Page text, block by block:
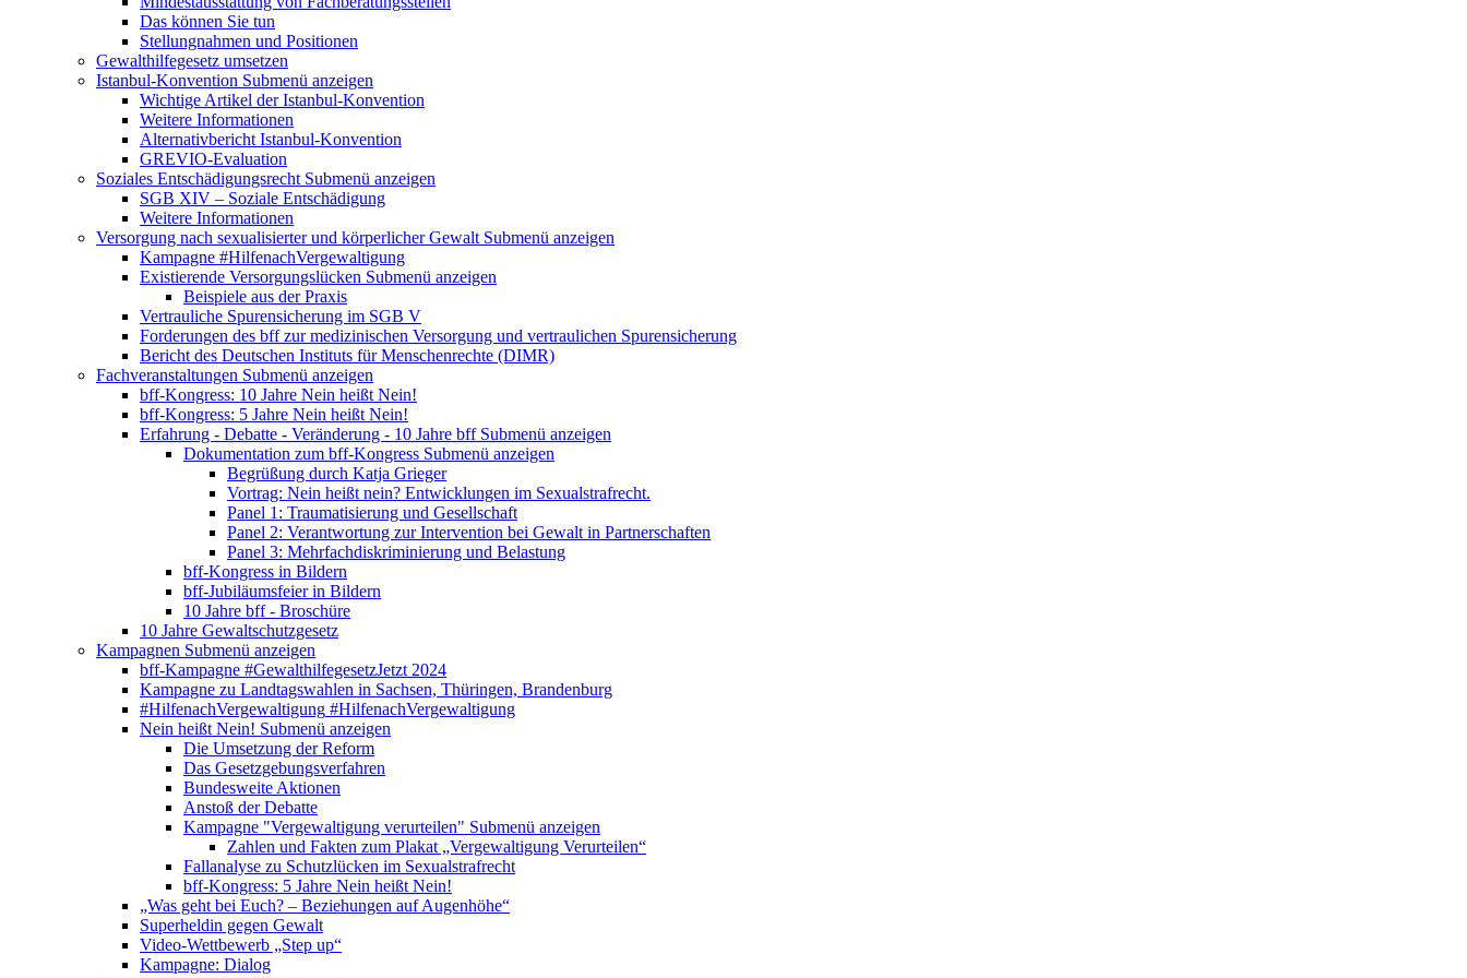
Das können Sie tun
Stellungnahmen und Positionen
Gewalthilfegesetz umsetzen
Istanbul-Konvention Submenü anzeigen
Wichtige Artikel der Istanbul-Konvention
Weitere Informationen
Alternativbericht Istanbul-Konvention
GREVIO-Evaluation
Soziales Entschädigungsrecht Submenü anzeigen
SGB XIV – Soziale Entschädigung
Weitere Informationen
Versorgung nach sexualisierter und körperlicher Gewalt Submenü anzeigen
Kampagne #HilfenachVergewaltigung
Existierende Versorgungslücken Submenü anzeigen
Beispiele aus der Praxis
Vertrauliche Spurensicherung im SGB V
Forderungen des bff zur medizinischen Versorgung und vertraulichen Spurensicherung
Bericht des Deutschen Instituts für Menschenrechte (DIMR)
Fachveranstaltungen Submenü anzeigen
bff-Kongress: 10 Jahre Nein heißt Nein!
bff-Kongress: 5 Jahre Nein heißt Nein!
Erfahrung - Debatte - Veränderung - 10 Jahre bff Submenü anzeigen
Dokumentation zum bff-Kongress Submenü anzeigen
Begrüßung durch Katja Grieger
Vortrag: Nein heißt nein? Entwicklungen im Sexualstrafrecht.
Panel 1: Traumatisierung und Gesellschaft
Panel 2: Verantwortung zur Intervention bei Gewalt in Partnerschaften
Panel 3: Mehrfachdiskriminierung und Belastung
bff-Kongress in Bildern
bff-Jubiläumsfeier in Bildern
10 Jahre bff - Broschüre
10 Jahre Gewaltschutzgesetz
Kampagnen Submenü anzeigen
bff-Kampagne #GewalthilfegesetzJetzt 2024
Kampagne zu Landtagswahlen in Sachsen, Thüringen, Brandenburg
#HilfenachVergewaltigung #HilfenachVergewaltigung
Nein heißt Nein! Submenü anzeigen
Die Umsetzung der Reform
Das Gesetzgebungsverfahren
Bundesweite Aktionen
Anstoß der Debatte
Kampagne "Vergewaltigung verurteilen" Submenü anzeigen
Zahlen und Fakten zum Plakat „Vergewaltigung Verurteilen“
Fallanalyse zu Schutzlücken im Sexualstrafrecht
bff-Kongress: 5 Jahre Nein heißt Nein!
„Was geht bei Euch? – Beziehungen auf Augenhöhe“
Superheldin gegen Gewalt
Video-Wettbewerb „Step up“
Kampagne: Dialog